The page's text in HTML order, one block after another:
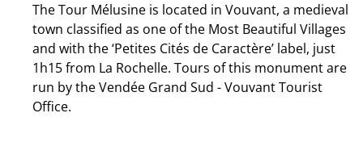
The Tour Mélusine is located in Vouvant, a medieval
town classified as one of the Most Beautiful Villages
and with the ‘Petites Cités de Caractère’ label, just
1h15 from La Rochelle. Tours of this monument are
run by the Vendée Grand Sud - Vouvant Tourist
Office.